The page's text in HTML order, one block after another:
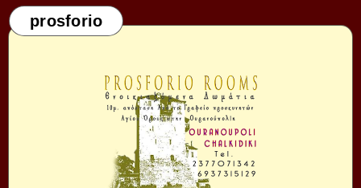
prosforio